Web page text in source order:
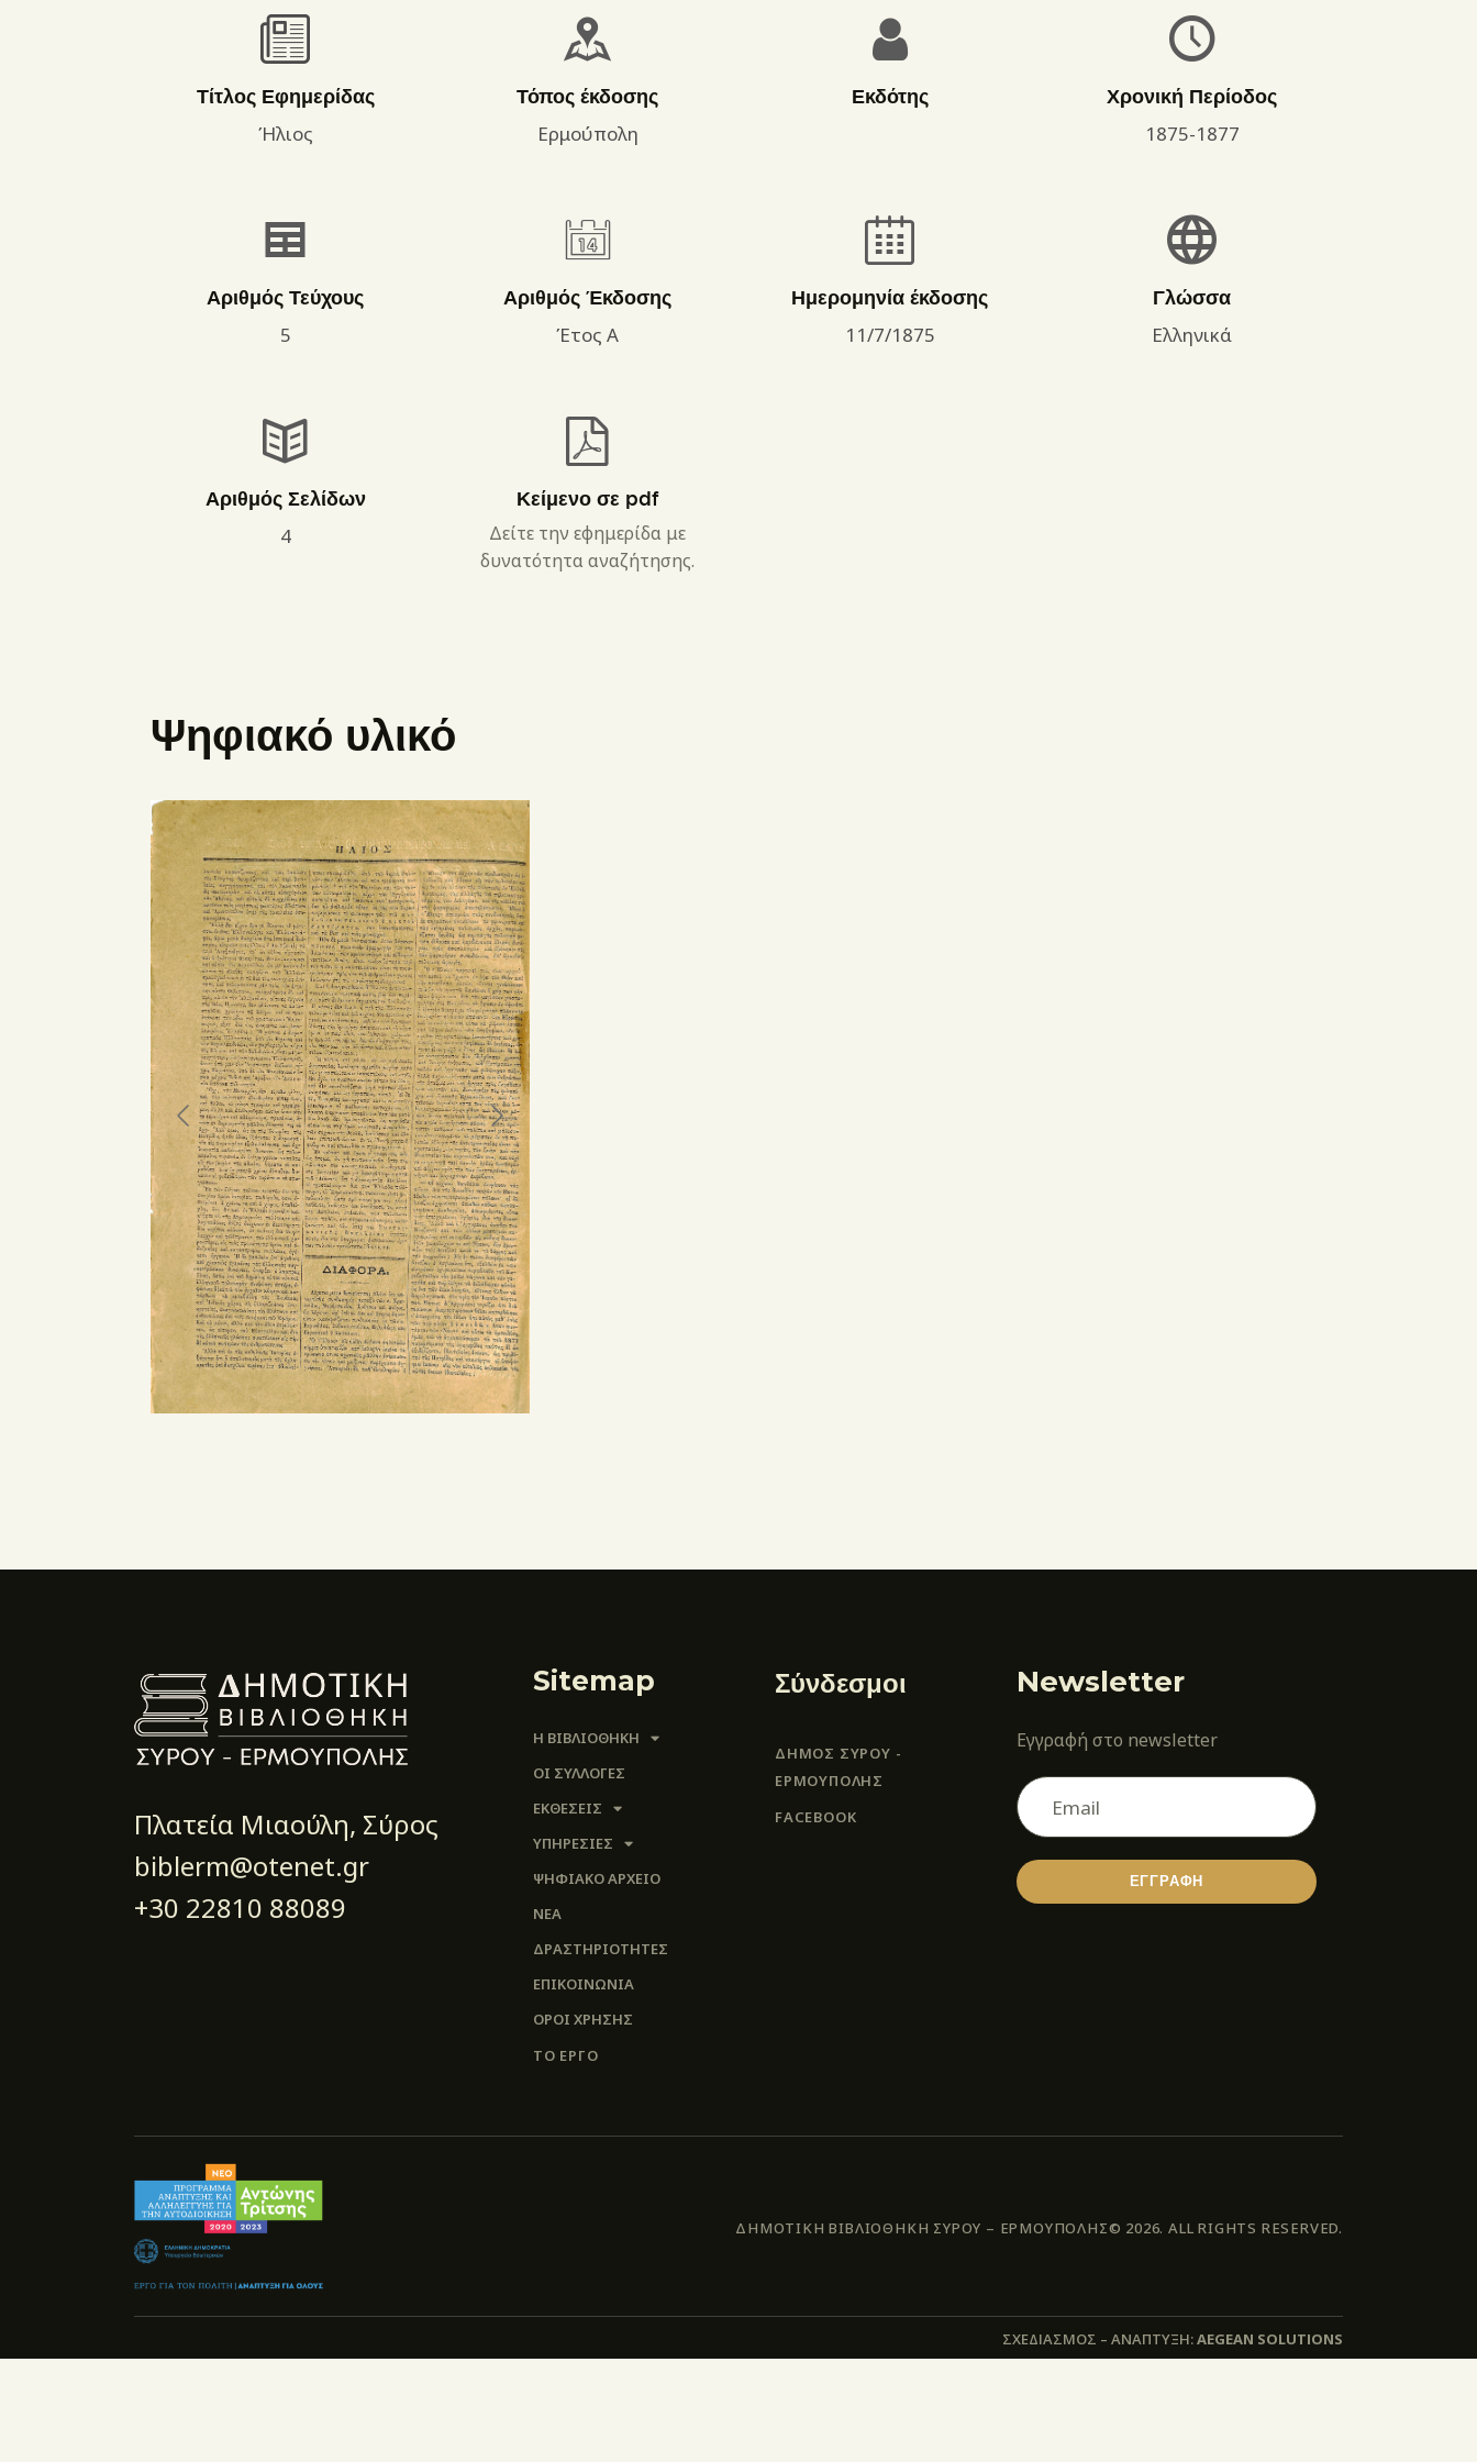
Τίτλος Εφημερίδας
Ήλιος
Τόπος έκδοσης
Ερμούπολη
Εκδότης
Χρονική Περίοδος
1875-1877
Αριθμός Τεύχους
5
Αριθμός Έκδοσης
Έτος Α
Ημερομηνία έκδοσης
11/7/1875
Γλώσσα
Ελληνικά
Αριθμός Σελίδων
4
Κείμενο σε pdf
Δείτε την εφημερίδα με
δυνατότητα αναζήτησης.
Ψηφιακό υλικό
Πλατεία Μιαούλη, Σύρος
biblerm@otenet.gr
+30 22810 88089
Sitemap
Η ΒΙΒΛΙΟΘΗΚΗ
ΟΙ ΣΥΛΛΟΓΈΣ
ΕΚΘΕΣΕΙΣ
ΥΠΗΡΕΣΙΕΣ
ΨΗΦΙΑΚΌ ΑΡΧΕΊΟ
ΝΕΑ
ΔΡΑΣΤΗΡΙΟΤΗΤΕΣ
ΕΠΙΚΟΙΝΩΝΊΑ
ΌΡΟΙ ΧΡΉΣΗΣ
ΤΟ ΕΡΓΟ
Σύνδεσμοι
ΔΗΜΟΣ ΣΥΡΟΥ -
ΕΡΜΟΎΠΟΛΗΣ
FACEBOOK
Newsletter
Εγγραφή στο newsletter
ΕΓΓΡΑΦΗ
ΔΗΜΟΤΙΚΗ ΒΙΒΛΙΟΘΗΚΗ ΣΥΡΟΥ – ΕΡΜΟΥΠΟΛΗΣ© 2026. ALL RIGHTS RESERVED.
ΣΧΕΔΙΑΣΜΟΣ – ΑΝΑΠΤΥΞΗ:AEGEAN SOLUTIONS